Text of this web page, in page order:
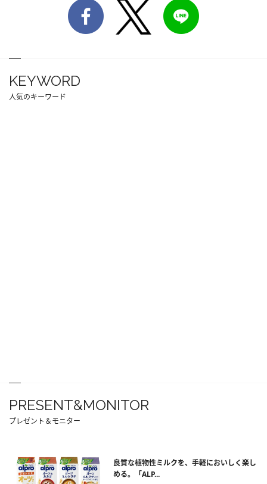
KEYWORD
人気のキーワード
PRESENT&MONITOR
プレゼント＆モニター
良質な植物性ミルクを、手軽においしく楽し
める。「ALP...